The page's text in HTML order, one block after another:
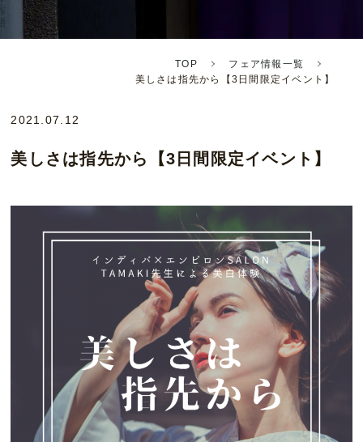
TOP
フェア情報一覧
美しさは指先から【3日間限定イベント】
2021.07.12
美しさは指先から【3日間限定イベント】